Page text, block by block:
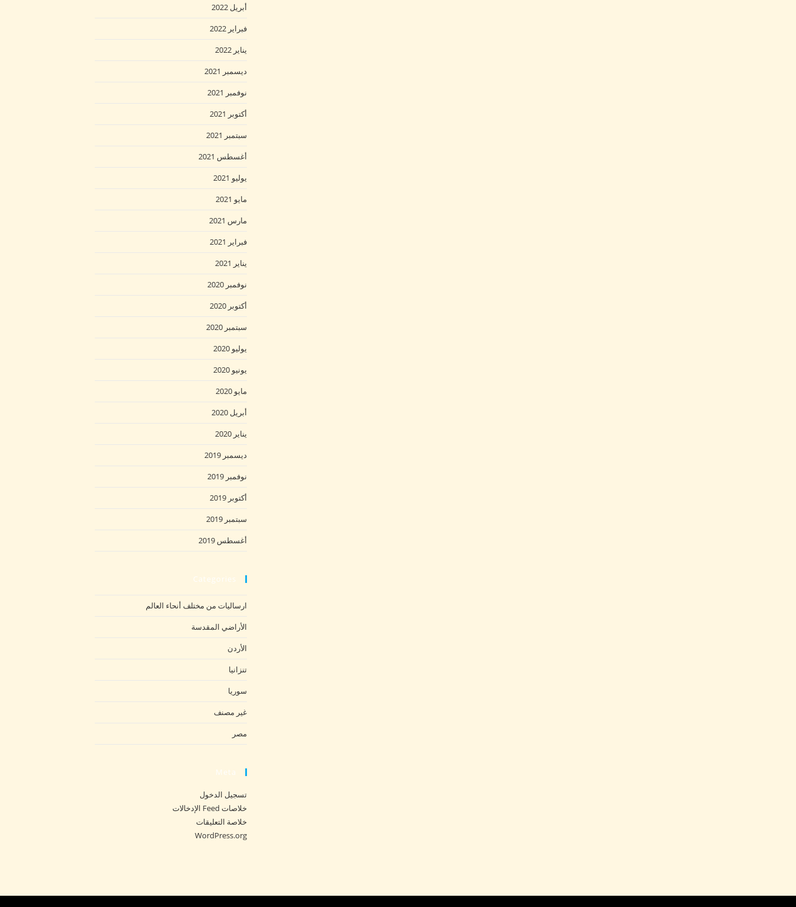
أبريل 2022
فبراير 2022
يناير 2022
ديسمبر 2021
نوفمبر 2021
أكتوبر 2021
سبتمبر 2021
أغسطس 2021
يوليو 2021
مايو 2021
مارس 2021
فبراير 2021
يناير 2021
نوفمبر 2020
أكتوبر 2020
سبتمبر 2020
يوليو 2020
يونيو 2020
مايو 2020
أبريل 2020
يناير 2020
ديسمبر 2019
نوفمبر 2019
أكتوبر 2019
سبتمبر 2019
أغسطس 2019
Categories
ارساليات من مختلف أنحاء العالم
الأراضي المقدسة
الأردن
تنزانيا
سوريا
غير مصنف
مصر
Meta
تسجيل الدخول
خلاصات Feed الإدخالات
خلاصة التعليقات
WordPress.org